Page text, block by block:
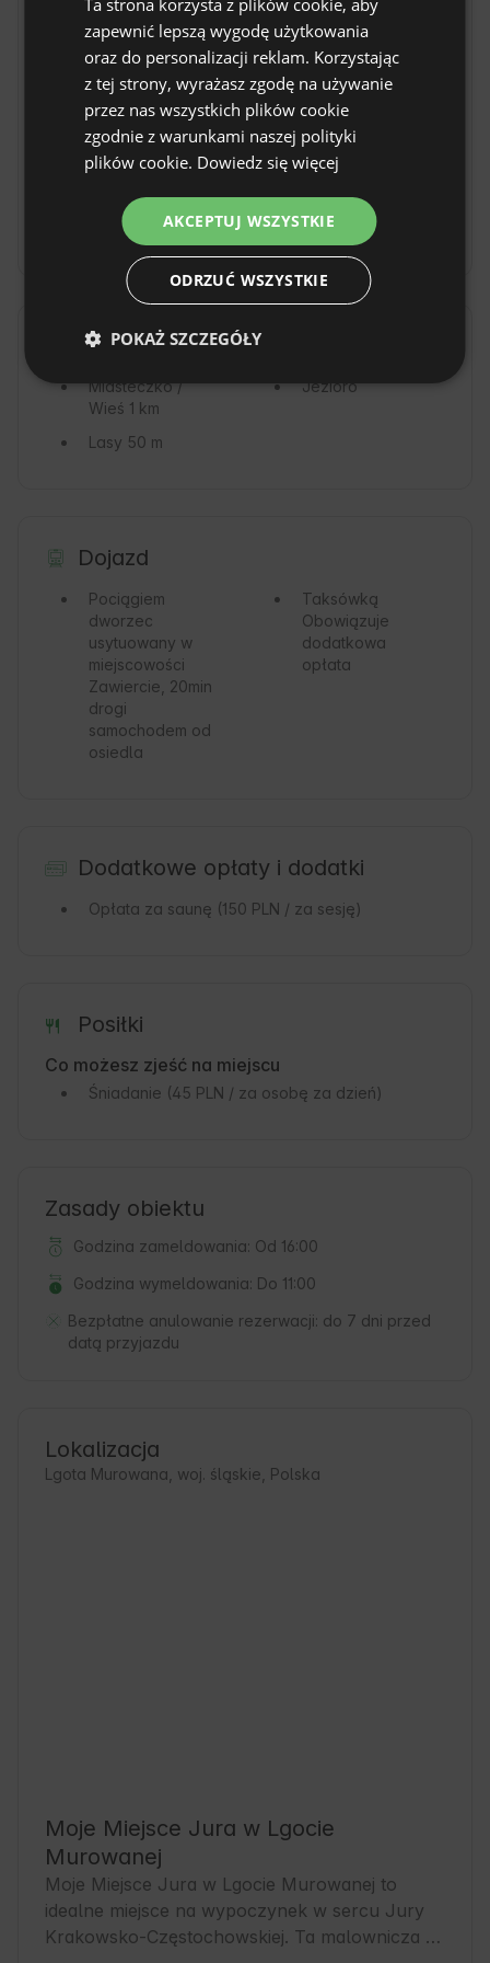
Trasy rowerowe
Niewymagające
szlaki piesze
Pływanie
kajakiem
Wędkarstwo
Jazda konna
Zajęcia z jogi
Stoki narciarskie
w pobliżu
Grzybobranie
Obserwacje
astronomiczne
Okolica
Miasteczko /
Wieś 1 km
Jezioro
Lasy 50 m
Dojazd
Pociągiem
dworzec
usytuowany w
miejscowości
Zawiercie, 20min
drogi
samochodem od
osiedla
Taksówką
Obowiązuje
dodatkowa
opłata
Dodatkowe opłaty i dodatki
Opłata za saunę (150 PLN / za sesję)
Posiłki
Co możesz zjeść na miejscu
Śniadanie (45 PLN / za osobę za dzień)
Zasady obiektu
Godzina zameldowania: Od 16:00
Godzina wymeldowania: Do 11:00
Bezpłatne anulowanie rezerwacji: do 7 dni przed
datą przyjazdu
Lokalizacja
Lgota Murowana, woj. śląskie, Polska
Moje Miejsce Jura w Lgocie
Murowanej
Moje Miejsce Jura w Lgocie Murowanej to
idealne miejsce na wypoczynek w sercu Jury
Krakowsko-Częstochowskiej. Ta malownicza
SPANISH
GERMAN
DUTCH
Ta strona korzysta z plików cookie, aby
zapewnić lepszą wygodę użytkowania
oraz do personalizacji reklam. Korzystając
z tej strony, wyrażasz zgodę na używanie
przez nas wszystkich plików cookie
zgodnie z warunkami naszej polityki
plików cookie. Dowiedz się więcej
AKCEPTUJ WSZYSTKIE
ODRZUĆ WSZYSTKIE
POKAŻ SZCZEGÓŁY